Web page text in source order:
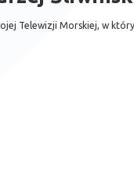
Telewizji Morskiej, w